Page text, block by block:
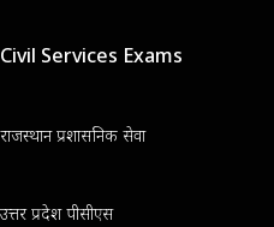
Civil Services Exams
राजस्थान प्रशासनिक सेवा
उत्तर प्रदेश पीसीएस